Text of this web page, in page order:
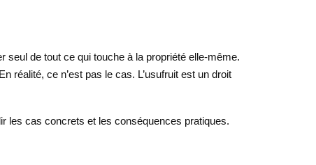
seul de tout ce qui touche à la propriété elle-même.
réalité, ce n’est pas le cas. L’usufruit est un droit
les cas concrets et les conséquences pratiques.